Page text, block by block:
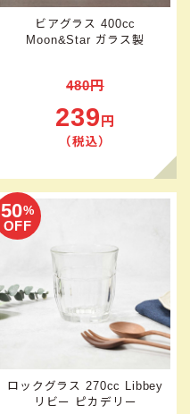
ビアグラス 400cc
Moon&Star ガラス製
480円
239 円
（税込）
50%
OFF
ロックグラス 270cc Libbey
リビー ピカデリー